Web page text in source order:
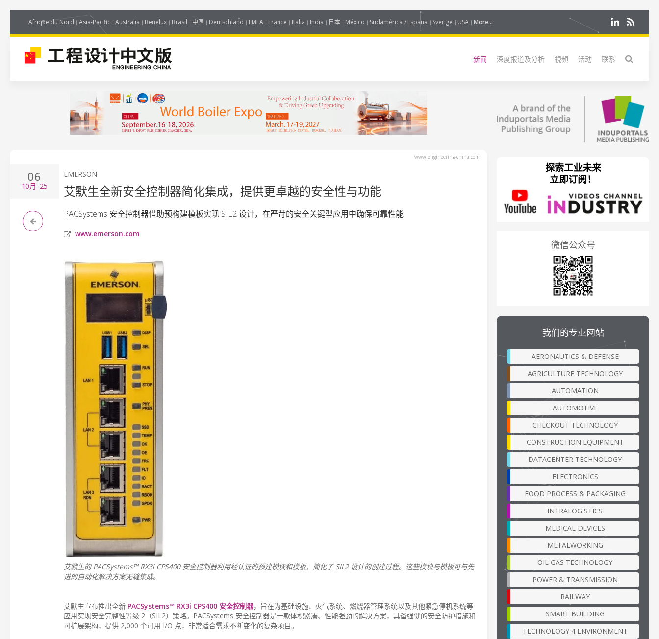
Afrique du Nord Asia-Pacific Australia Benelux Brasil 中国 Deutschland EMEA France Italia India 日本 México Sudamérica / España Sverige USA More...
新闻 深度报道及分析 視頻 活动 联系
www.engineering-china.com
06
10月 '25
EMERSON
艾默生全新安全控制器简化集成，提供更卓越的安全性与功能
PACSystems 安全控制器借助预构建模板实现 SIL2 设计，在严苛的安全关键型应用中确保可靠性能
www.emerson.com
艾默生的 PACSystems™ RX3i CPS400 安全控制器利用经认证的预建模块和模板，简化了 SIL2 设计的创建过程。这些模块与模板可与先
进的自动化解决方案无缝集成。
艾默生宣布推出全新 PACSystems™ RX3i CPS400 安全控制器，旨在为基础设施、火气系统、燃烧器管理系统以及其他紧急停机系统等
应用实现安全完整性等级 2（SIL2）策略。PACSystems 安全控制器是一款体积紧凑、性能强劲的解决方案，具备强健的安全防护措施和
可扩展架构，提供 2,000 个可用 I/O 点，非常适合需求不断变化的复杂项目。
探索工业未来
立即订阅！
微信公众号
我们的专业网站
AERONAUTICS & DEFENSE
AGRICULTURE TECHNOLOGY
AUTOMATION
AUTOMOTIVE
CHECKOUT TECHNOLOGY
CONSTRUCTION EQUIPMENT
DATACENTER TECHNOLOGY
ELECTRONICS
FOOD PROCESS & PACKAGING
INTRALOGISTICS
MEDICAL DEVICES
METALWORKING
OIL GAS TECHNOLOGY
POWER & TRANSMISSION
RAILWAY
SMART BUILDING
TECHNOLOGY 4 ENVIRONMENT